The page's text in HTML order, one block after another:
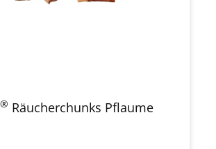
® Räucherchunks Pflaume